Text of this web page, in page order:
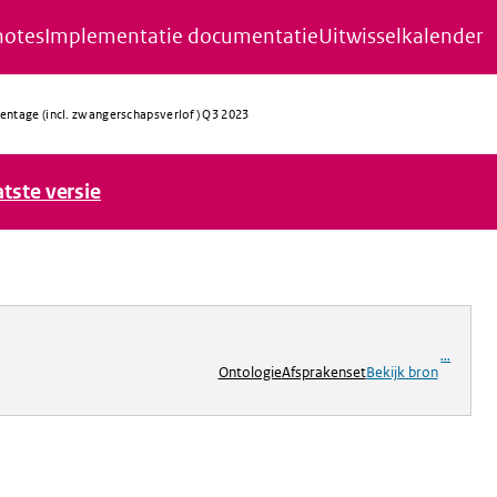
Implementatie documentatieUitwisselkalender
(incl. zwangerschapsverlof) Q3 2023
versie
OntologieAfsprakensetBekijk bron
...